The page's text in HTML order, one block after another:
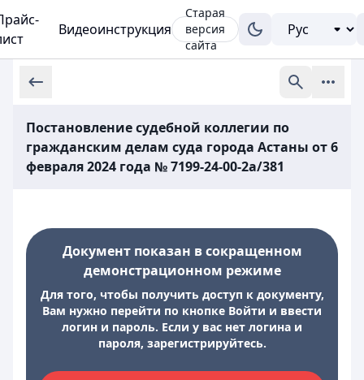
Видеоинструкция
Старая
версия
сайта
Постановление судебной коллегии по
гражданским делам суда города Астаны от 6
февраля 2024 года № 7199-24-00-2а/381
Документ показан в сокращенном
демонстрационном режиме
Для того, чтобы получить доступ к документу,
Вам нужно перейти по кнопке Войти и ввести
логин и пароль. Если у вас нет логина и
пароля, зарегистрируйтесь.